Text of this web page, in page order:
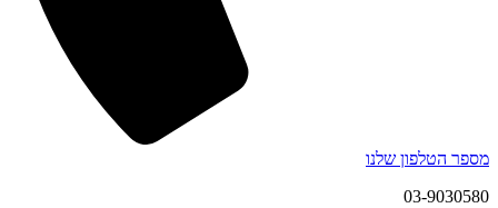
מספר הטלפון שלנו
03-9030580